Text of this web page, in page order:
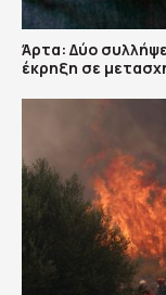
Άρτα: Δύο
έκρηξη σε